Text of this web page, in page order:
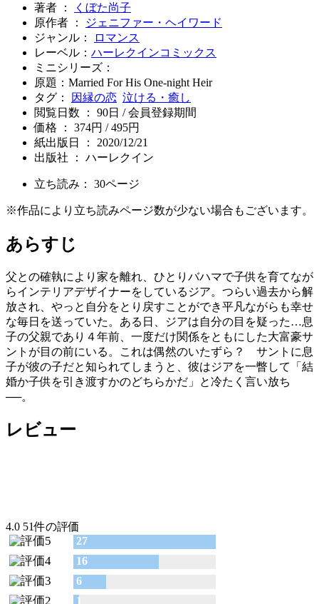
著者 ：
くぼた尚子
原作者 ：
ジェニファー・ヘイワード
ジャンル：
ロマンス
レーベル： ハーレクインコミックス
ミニシリーズ：
原題：Married For His One-night Heir
タグ：
因縁の恋 泣ける・癒し
閲覧日数 ： 90日 / 会員登録期間
価格 ： 374円 / 495円
紙出版日 ： 2020/12/21
出版社 ： ハーレクイン
立ち読み： 30ページ
※作品により立ち読みページ数が少ない場合もございます。
あらすじ
父との確執により家を離れ、ひとりバハマで子供を育てなが
らインテリアデザイナーをしているジア。つらい過去から解
放され、やっと自分をとり戻すことができ平凡ながらも幸せ
な毎日を送っていた。ある日、ジアは自分の目を疑った…息
子の父親であり４年前、一度だけ関係をともにした大富豪サ
ントが目の前にいる。これは偶然のいたずら？ サントに息
子が彼の子だと知られてしまうと、彼はジアを一瞥して「結
婚か子供を引き渡すかのどちらかだ」と冷たく言い放ち
──。
レビュー
4.0 51件の評価
27
16
6
1